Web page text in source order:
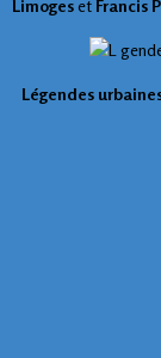
Limogeset Francis
Légendes